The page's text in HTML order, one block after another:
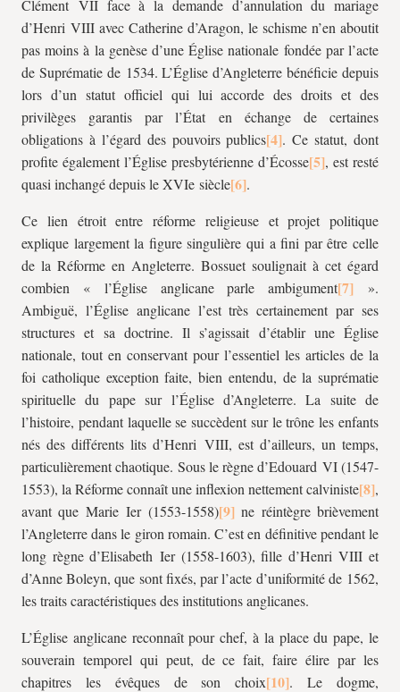
Clément VII face à la demande d’annulation du mariage
d’Henri VIII avec Catherine d’Aragon, le schisme n’en aboutit
pas moins à la genèse d’une Église nationale fondée par l’acte
de Suprématie de 1534. L’Église d’Angleterre bénéficie depuis
lors d’un statut officiel qui lui accorde des droits et des
privilèges garantis par l’État en échange de certaines
obligations à l’égard des pouvoirs publics
. Ce statut, dont
profite également l’Église presbytérienne d’Écosse
, est resté
quasi inchangé depuis le XVIe siècle
.
Ce lien étroit entre réforme religieuse et projet politique
explique largement la figure singulière qui a fini par être celle
de la Réforme en Angleterre. Bossuet soulignait à cet égard
combien « l’Église anglicane parle ambigument
».
Ambiguë, l’Église anglicane l’est très certainement par ses
structures et sa doctrine. Il s’agissait d’établir une Église
nationale, tout en conservant pour l’essentiel les articles de la
foi catholique exception faite, bien entendu, de la suprématie
spirituelle du pape sur l’Église d’Angleterre. La suite de
l’histoire, pendant laquelle se succèdent sur le trône les enfants
nés des différents lits d’Henri VIII, est d’ailleurs, un temps,
particulièrement chaotique. Sous le règne d’Edouard VI (1547-
1553), la Réforme connaît une inflexion nettement calviniste
,
avant que Marie Ier (1553-1558)
ne réintègre brièvement
l’Angleterre dans le giron romain. C’est en définitive pendant le
long règne d’Elisabeth Ier (1558-1603), fille d’Henri VIII et
d’Anne Boleyn, que sont fixés, par l’acte d’uniformité de 1562,
les traits caractéristiques des institutions anglicanes.
L’Église anglicane reconnaît pour chef, à la place du pape, le
souverain temporel qui peut, de ce fait, faire élire par les
chapitres les évêques de son choix
. Le dogme,